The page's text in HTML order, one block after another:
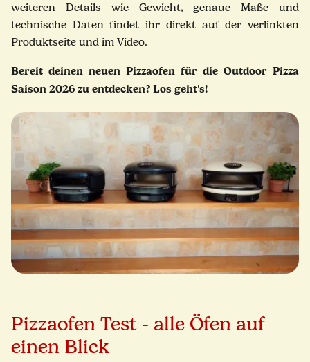
weiteren Details wie Gewicht, genaue Maße und
technische Daten findet ihr direkt auf der verlinkten
Produktseite und im Video.
Bereit deinen neuen Pizzaofen für die Outdoor Pizza
Saison 2026 zu entdecken? Los geht's!
Pizzaofen Test - alle Öfen auf
einen Blick